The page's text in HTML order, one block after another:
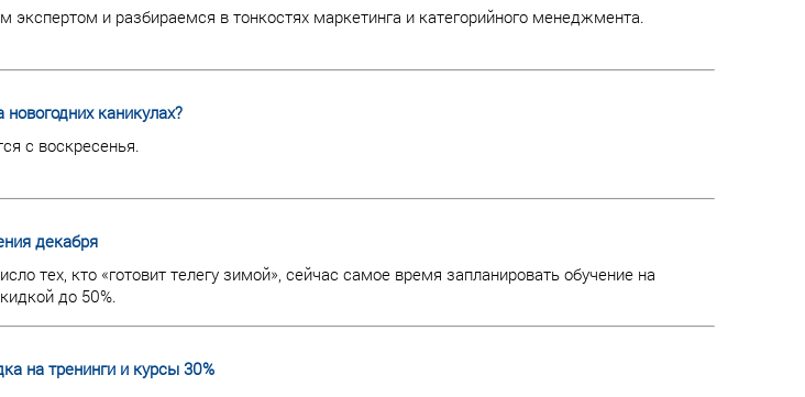
и разбираемся в тонкостях маркетинга и категорийного менеджмента.
каникулах?
с воскресенья.
декабря
тех, кто «готовит телегу зимой», сейчас самое время запланировать обучение на
до 50%.
на тренинги и курсы 30%